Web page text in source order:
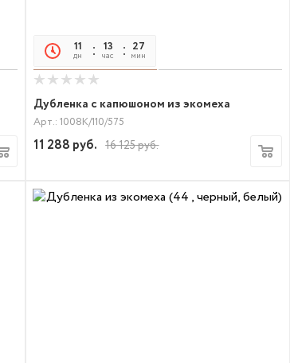
11
дн
13
час
27
мин
Дубленка с капюшоном из экомеха
Арт.: 1008К/110/575
11 288 руб. 16 125руб.